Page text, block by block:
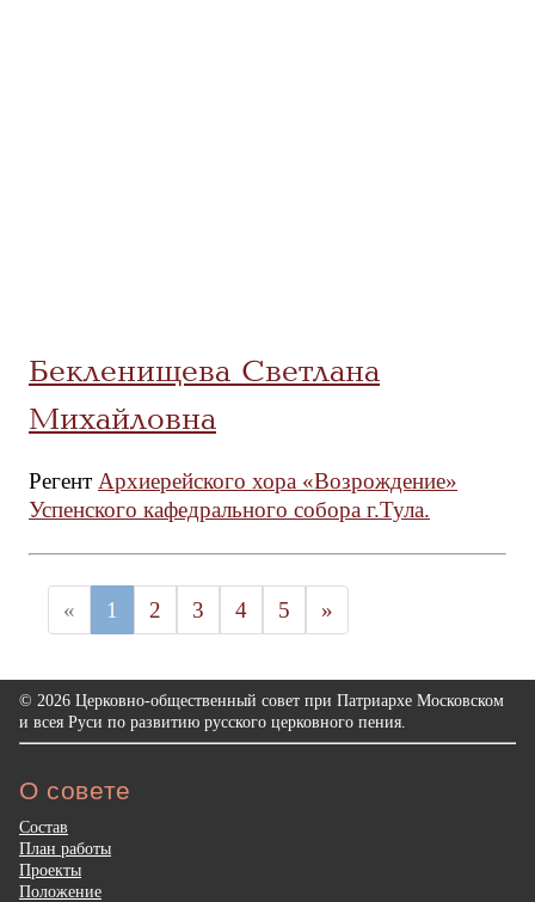
Бекленищева Светлана
Михайловна
Регент Архиерейского хора «Возрождение»
Успенского кафедрального собора г.Тула.
« 1 2 3 4 5 »
© 2026 Церковно-общественный совет при Патриархе Московском
и всея Руси по развитию русского церковного пения.
О совете
Состав
План работы
Проекты
Положение